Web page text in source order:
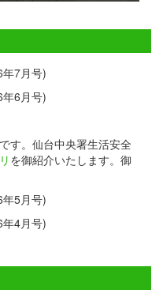
7月号)
6月号)
す。仙台中央署生活安全
を御紹介いたします。御
5月号)
4月号)